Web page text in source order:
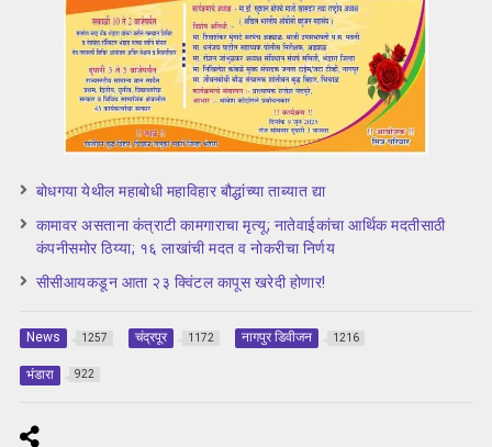
बोधगया येथील महाबोधी महाविहार बौद्धांच्या ताब्यात द्या
कामावर असताना कंत्राटी कामगाराचा मृत्यू; नातेवाईकांचा आर्थिक मदतीसाठी
कंपनीसमोर ठिय्या; १६ लाखांची मदत व नोकरीचा निर्णय
सीसीआयकडून आता २३ क्विंटल कापूस खरेदी होणार!
News 1257 चंद्रपूर 1172 नागपुर डिवीजन 1216
भंडारा 922